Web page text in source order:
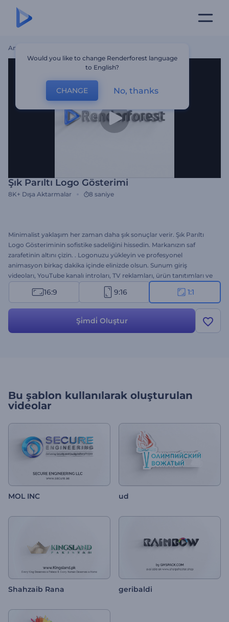
Ana Sayfa
Şık Parıltı Logo Gösterimi
8K+ Dışa Aktarmalar 8 saniye
Minimalist yaklaşım her zaman daha şık sonuçlar verir. Şık Parıltı
Logo Gösteriminin sofistike sadeliğini hissedin. Markanızın saf
zarafetinin altını çizin. . Logonuzu yükleyin ve profesyonel
animasyon birkaç dakika içinde elinizde olsun. Sunum giriş
videoları, YouTube kanalı introları, TV reklamları, ürün tanıtımları ve
daha fazlası için ideal. Hemen bugün ücretsiz olarak deneyin ve
logonuza yepyeni bir ışık tutun.
16:9 9:16 1:1
Şi̇mdi̇ Oluştur
Bu şablon kullanılarak oluşturulan
videolar
MOL INC ud
Shahzaib Rana geribaldi
Would you like to change Renderforest language
to English?
CHANGE No, thanks